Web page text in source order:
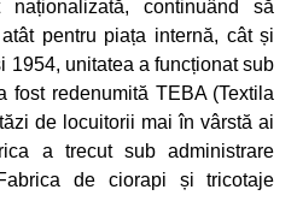
continuând să
pentru piața internă, cât și
1954, unitatea a funcționat sub
fost redenumită TEBA (Textila
de locuitorii mai în vârstă ai
a trecut sub administrare
de ciorapi și tricotaje